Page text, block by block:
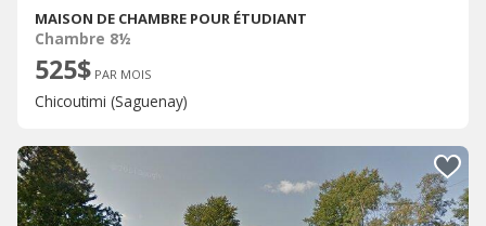
MAISON DE CHAMBRE POUR ÉTUDIANT
Chambre 8½
525$ PAR MOIS
Chicoutimi (Saguenay)